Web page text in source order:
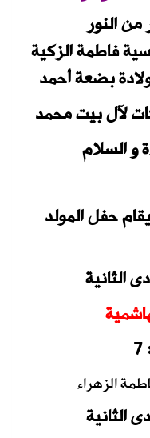
من النور
فاطمةالزكية
بضعة أحمد
لآل بيت محمد
و السلام
حفل المولد